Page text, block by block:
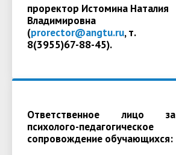
проректор Истомина Наталия
Владимировна
(prorector@angtu.ru, т.
8(3955)67-88-45).
Ответственное лицо за
психолого-педагогическое
сопровождение обучающихся: